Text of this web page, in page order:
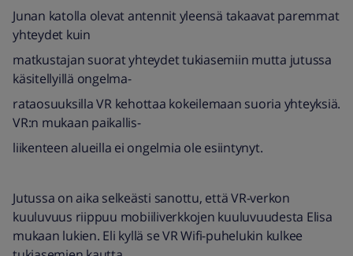
Junan katolla olevat antennit yleensä takaavat paremmat
yhteydet kuin
matkustajan suorat yhteydet tukiasemiin mutta jutussa
käsitellyillä ongelma-
rataosuuksilla VR kehottaa kokeilemaan suoria yhteyksiä.
VR:n mukaan paikallis-
liikenteen alueilla ei ongelmia ole esiintynyt.
Jutussa on aika selkeästi sanottu, että VR-verkon
kuuluvuus riippuu mobiiliverkkojen kuuluvuudesta Elisa
mukaan lukien. Eli kyllä se VR Wifi-puhelukin kulkee